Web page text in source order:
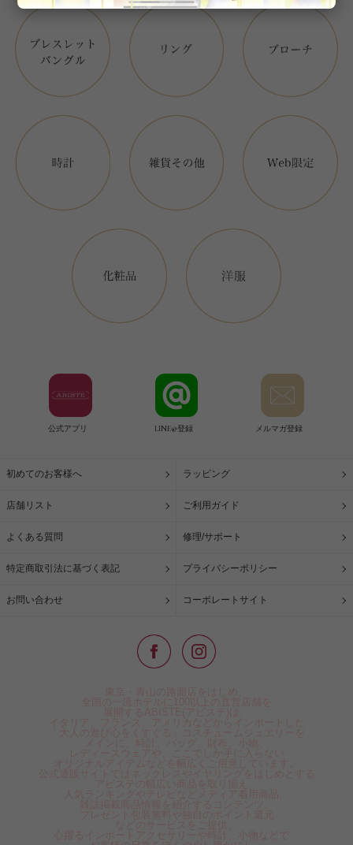
公式アプリ LINE@登録 メルマガ登録
初めてのお客様へ ラッピング
店舗リスト ご利用ガイド
よくある質問 修理/サポート
特定商取引法に基づく表記 プライバシーポリシー
お問い合わせ コーポレートサイト